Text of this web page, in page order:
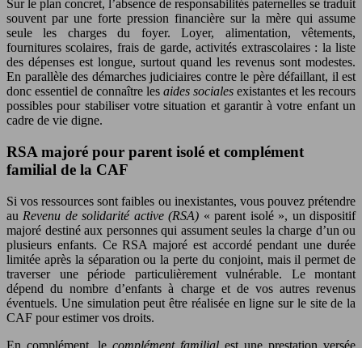
Sur le plan concret, l’absence de responsabilités paternelles se traduit
souvent par une forte pression financière sur la mère qui assume
seule les charges du foyer. Loyer, alimentation, vêtements,
fournitures scolaires, frais de garde, activités extrascolaires : la liste
des dépenses est longue, surtout quand les revenus sont modestes.
En parallèle des démarches judiciaires contre le père défaillant, il est
donc essentiel de connaître les aides sociales existantes et les recours
possibles pour stabiliser votre situation et garantir à votre enfant un
cadre de vie digne.
RSA majoré pour parent isolé et complément
familial de la CAF
Si vos ressources sont faibles ou inexistantes, vous pouvez prétendre
au Revenu de solidarité active (RSA) « parent isolé », un dispositif
majoré destiné aux personnes qui assument seules la charge d’un ou
plusieurs enfants. Ce RSA majoré est accordé pendant une durée
limitée après la séparation ou la perte du conjoint, mais il permet de
traverser une période particulièrement vulnérable. Le montant
dépend du nombre d’enfants à charge et de vos autres revenus
éventuels. Une simulation peut être réalisée en ligne sur le site de la
CAF pour estimer vos droits.
En complément, le complément familial est une prestation versée